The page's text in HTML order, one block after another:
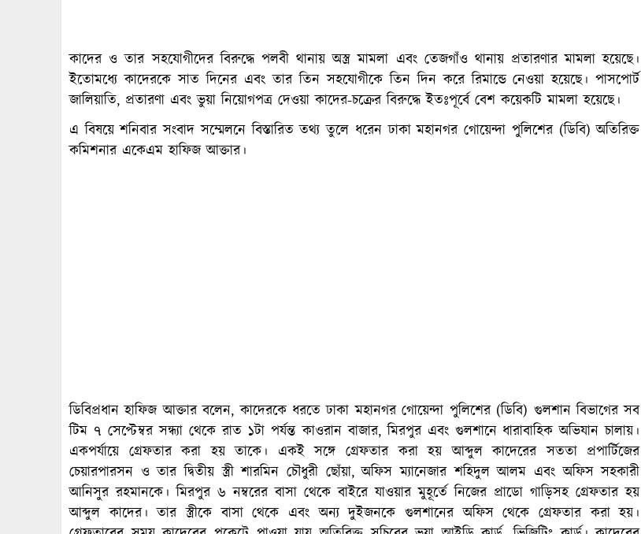
কাদের ও তার সহযোগীদের বিরুদ্ধে পলবী থানায় অস্ত্র মামলা এবং তেজগাঁও থানায় প্রতারণার মামলা হয়েছে।
ইতোমধ্যে কাদেরকে সাত দিনের এবং তার তিন সহযোগীকে তিন দিন করে রিমান্ডে নেওয়া হয়েছে। পাসপোর্ট
জালিয়াতি, প্রতারণা এবং ভুয়া নিয়োগপত্র দেওয়া কাদের-চক্রের বিরুদ্ধে ইতঃপূর্বে বেশ কয়েকটি মামলা হয়েছে।
এ বিষয়ে শনিবার সংবাদ সম্মেলনে বিস্তারিত তথ্য তুলে ধরেন ঢাকা মহানগর গোয়েন্দা পুলিশের (ডিবি) অতিরিক্ত
কমিশনার একেএম হাফিজ আক্তার।
ডিবিপ্রধান হাফিজ আক্তার বলেন, কাদেরকে ধরতে ঢাকা মহানগর গোয়েন্দা পুলিশের (ডিবি) গুলশান বিভাগের সব
টিম ৭ সেপ্টেম্বর সন্ধ্যা থেকে রাত ১টা পর্যন্ত কাওরান বাজার, মিরপুর এবং গুলশানে ধারাবাহিক অভিযান চালায়।
একপর্যায়ে গ্রেফতার করা হয় তাকে। একই সঙ্গে গ্রেফতার করা হয় আব্দুল কাদেরের সততা প্রপার্টিজের
চেয়ারপারসন ও তার দ্বিতীয় স্ত্রী শারমিন চৌধুরী ছোঁয়া, অফিস ম্যানেজার শহিদুল আলম এবং অফিস সহকারী
আনিসুর রহমানকে। মিরপুর ৬ নম্বরের বাসা থেকে বাইরে যাওয়ার মুহূর্তে নিজের প্রাডো গাড়িসহ গ্রেফতার হয়
আব্দুল কাদের। তার স্ত্রীকে বাসা থেকে এবং অন্য দুইজনকে গুলশানের অফিস থেকে গ্রেফতার করা হয়।